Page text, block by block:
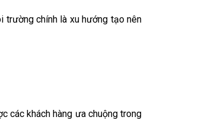
trường chính là xu hướng tạo nên
các khách hàng ưa chuộng trong